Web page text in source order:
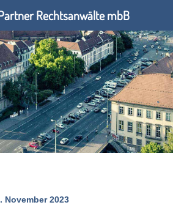
November 2023
Rechtsanwälte mbB